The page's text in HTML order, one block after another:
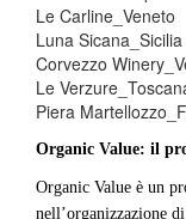
Le Carline_Veneto
Luna Sicana_Sicilia
Corvezzo
Le
Piera
Organic Value: il
Organic Value è un
nell’organizzazione